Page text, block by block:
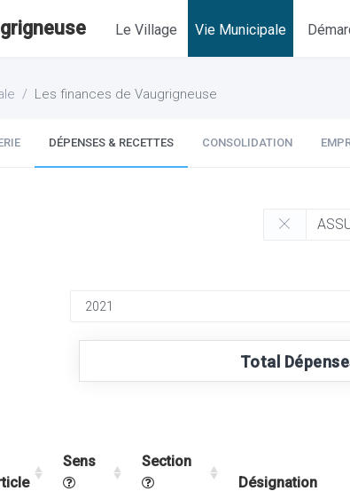
Le Village Vie Municipale
Les finances de Vaugrigneuse
DÉPENSES & RECETTES CONSOLIDATION
Total
Sens
Section
Désignation